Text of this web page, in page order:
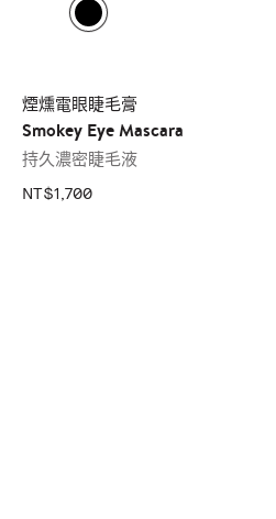
煙燻電眼睫毛膏
Smokey Eye Mascara
持久濃密睫毛液
NT$1,700